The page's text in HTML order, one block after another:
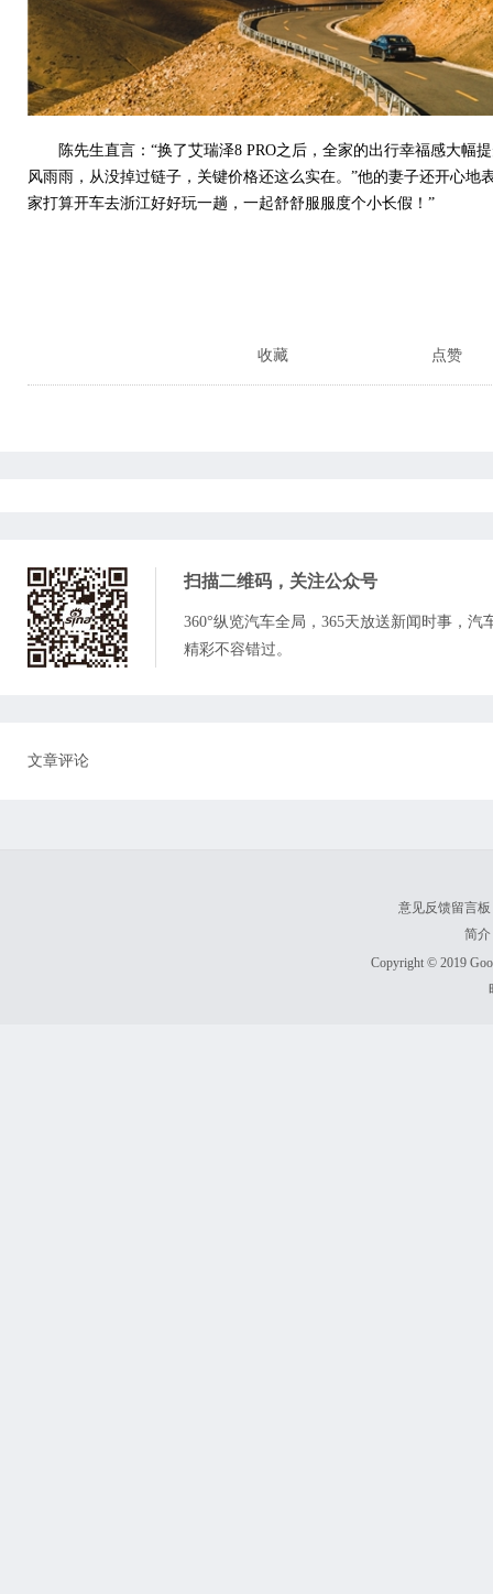
陈先生直言：“换了艾瑞泽8 PRO之后，全家的出行幸福感大幅
风雨雨，从没掉过链子，关键价格还这么实在。”他的妻子还开心地
家打算开车去浙江好好玩一趟，一起舒舒服服度个小长假！”
收藏 点赞
扫描二维码，关注公众号
360°纵览汽车全局，365天放送新闻时事，汽
精彩不容错过。
文章评论
意见反馈留言板
简介
Copyright © 2019